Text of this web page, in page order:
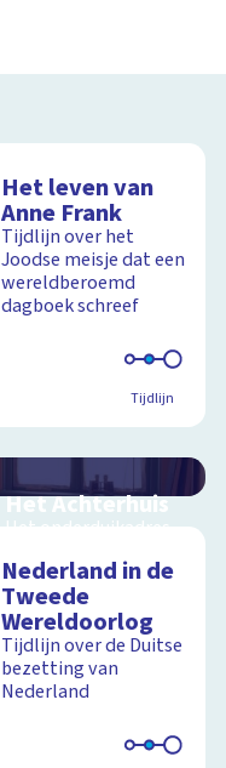
Het leven van
Anne Frank
Tijdlijn over het
Joodse meisje dat een
wereldberoemd
dagboek schreef
Tijdlijn
Het Achterhuis
Het onderduikadres
graden
Schoolplaat
Nederland in de
Tweede
Wereldoorlog
Tijdlijn over de Duitse
bezetting van
Nederland